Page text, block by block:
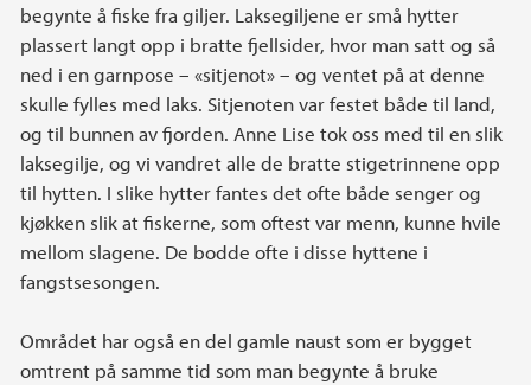
begynte å fiske fra giljer. Laksegiljene er små hytter
plassert langt opp i bratte fjellsider, hvor man satt og så
ned i en garnpose – «sitjenot» – og ventet på at denne
skulle fylles med laks. Sitjenoten var festet både til land,
og til bunnen av fjorden. Anne Lise tok oss med til en slik
laksegilje, og vi vandret alle de bratte stigetrinnene opp
til hytten. I slike hytter fantes det ofte både senger og
kjøkken slik at fiskerne, som oftest var menn, kunne hvile
mellom slagene. De bodde ofte i disse hyttene i
fangstsesongen.
Området har også en del gamle naust som er bygget
omtrent på samme tid som man begynte å bruke